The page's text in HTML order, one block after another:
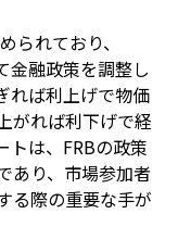
られており、
金融政策を調整し
れば利上げで物価
がれば利下げで経
トは、FRBの政策
あり、市場参加者
る際の重要な手が